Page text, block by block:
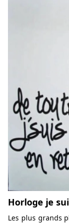
Horloge je
Les plus grands